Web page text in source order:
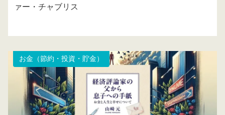
ァー・チャブリス
お金（節約・投資・貯金）